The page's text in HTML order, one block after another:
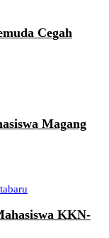
Cegah
Magang
KKN-